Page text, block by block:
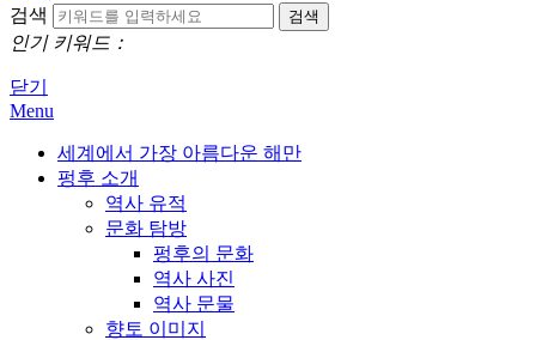
검색
인기 키워드：
닫기
Menu
세계에서 가장 아름다운 해만
펑후 소개
역사 유적
문화 탐방
펑후의 문화
역사 사진
역사 문물
향토 이미지